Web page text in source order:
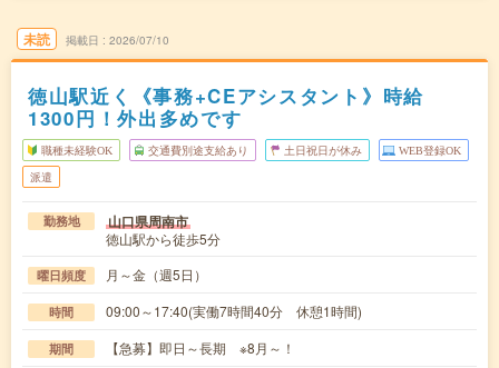
未読 掲載日 2026/07/10
徳山駅近く《事務+CEアシスタント》時給
1300円！外出多めです
職種未経験OK 交通費別途支給あり 土日祝日が休み WEB登録OK
派遣
勤務地 山口県周南市
徳山駅から徒歩5分
曜日頻度 月～金（週5日）
時間 09:00～17:40(実働7時間40分 休憩1時間)
期間 【急募】即日～長期 ※8月～！